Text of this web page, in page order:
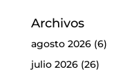
Archivos
agosto 2026(6)
julio 2026(26)